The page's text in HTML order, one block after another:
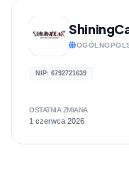
NIP: 6792721639
OSTATNIA ZMIANA
1 czerwca 2026